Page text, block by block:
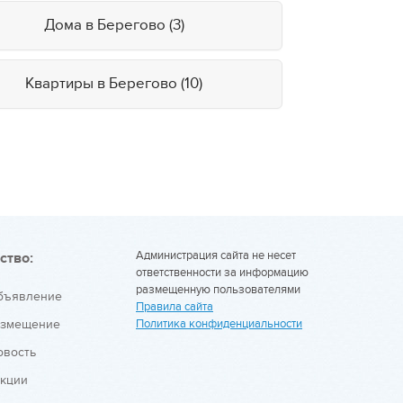
Дома в Берегово (3)
Квартиры в Берегово (10)
Администрация сайта не несет
ответственности за информацию
размещенную пользователями
Правила сайта
Политика конфиденциальности